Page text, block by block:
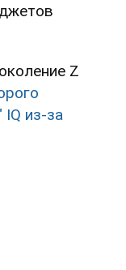
Z
IQ из-за